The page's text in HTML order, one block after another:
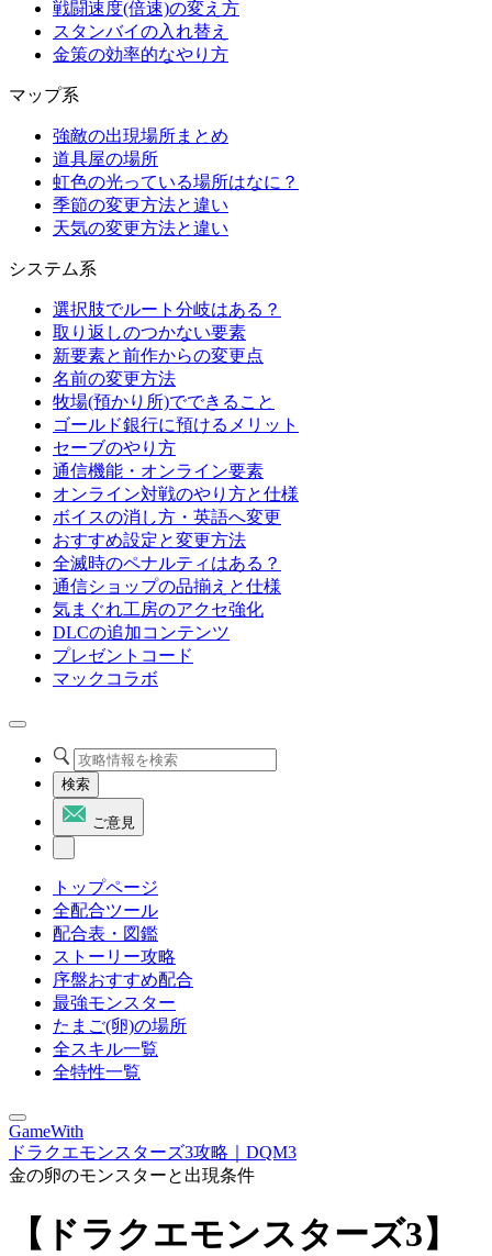
戦闘速度(倍速)の変え方
スタンバイの入れ替え
金策の効率的なやり方
マップ系
強敵の出現場所まとめ
道具屋の場所
虹色の光っている場所はなに？
季節の変更方法と違い
天気の変更方法と違い
システム系
選択肢でルート分岐はある？
取り返しのつかない要素
新要素と前作からの変更点
名前の変更方法
牧場(預かり所)でできること
ゴールド銀行に預けるメリット
セーブのやり方
通信機能・オンライン要素
オンライン対戦のやり方と仕様
ボイスの消し方・英語へ変更
おすすめ設定と変更方法
全滅時のペナルティはある？
通信ショップの品揃えと仕様
気まぐれ工房のアクセ強化
DLCの追加コンテンツ
プレゼントコード
マックコラボ
検索
ご意見
トップページ
全配合ツール
配合表・図鑑
ストーリー攻略
序盤おすすめ配合
最強モンスター
たまご(卵)の場所
全スキル一覧
全特性一覧
GameWith
ドラクエモンスターズ3攻略｜DQM3
金の卵のモンスターと出現条件
【ドラクエモンスターズ3】